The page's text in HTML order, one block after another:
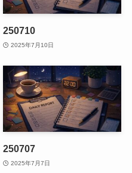
250710
2025年7月10日
250707
2025年7月7日